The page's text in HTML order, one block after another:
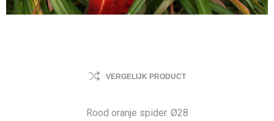
VERGELIJK PRODUCT
Rood oranje spider. Ø28